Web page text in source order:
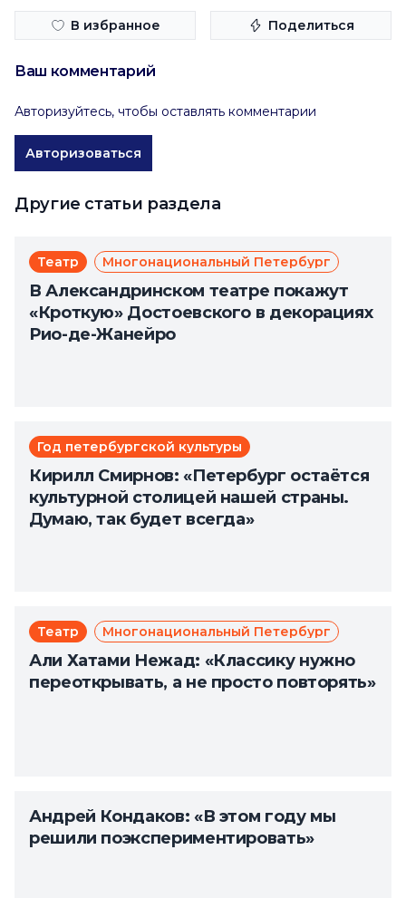
В избранное Поделиться
Ваш комментарий
Авторизуйтесь, чтобы оставлять комментарии
Авторизоваться
Другие статьи раздела
Театр Многонациональный Петербург
В Александринском театре покажут
«Кроткую» Достоевского в декорациях
Рио-де-Жанейро
Год петербургской культуры
Кирилл Смирнов: «Петербург остаётся
культурной столицей нашей страны.
Думаю, так будет всегда»
Театр Многонациональный Петербург
Али Хатами Нежад: «Классику нужно
переоткрывать, а не просто повторять»
Андрей Кондаков: «В этом году мы
решили поэкспериментировать»